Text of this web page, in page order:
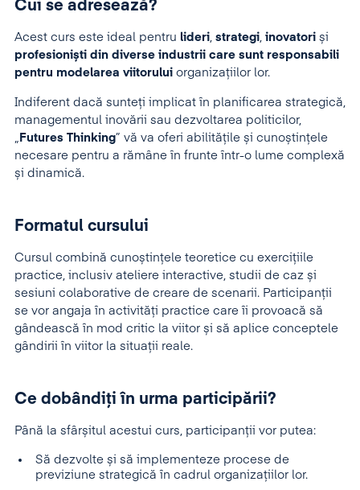
Cui se adresează?
Acest curs este ideal pentru lideri strategi inovatori și
profesioniști din diverse industrii care sunt responsabili
pentru modelarea viitorului organizațiilor lor.
Indiferent dacă sunteți implicat în planificarea strategică,
managementul inovării sau dezvoltarea politicilor,
Futures Thinking” vă va oferi abilitățile și cunoștințele
necesare pentru a rămâne în frunte într-o lume complexă
și dinamică.
Formatul cursului
Cursul combină cunoștințele teoretice cu exercițiile
practice, inclusiv ateliere interactive, studii de caz și
sesiuni colaborative de creare de scenarii. Participanții
se vor angaja în activități practice care îi provoacă să
gândească în mod critic la viitor și să aplice conceptele
gândirii în viitor la situații reale.
Ce dobândiți în urma participării?
Până la sfârșitul acestui curs, participanții vor putea:
Să dezvolte și să implementeze procese de
previziune strategică în cadrul organizațiilor lor.